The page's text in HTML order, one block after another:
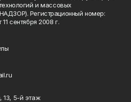
и массовых
Регистрационный номер:
сентября 2008 г.
13, 5-й этаж